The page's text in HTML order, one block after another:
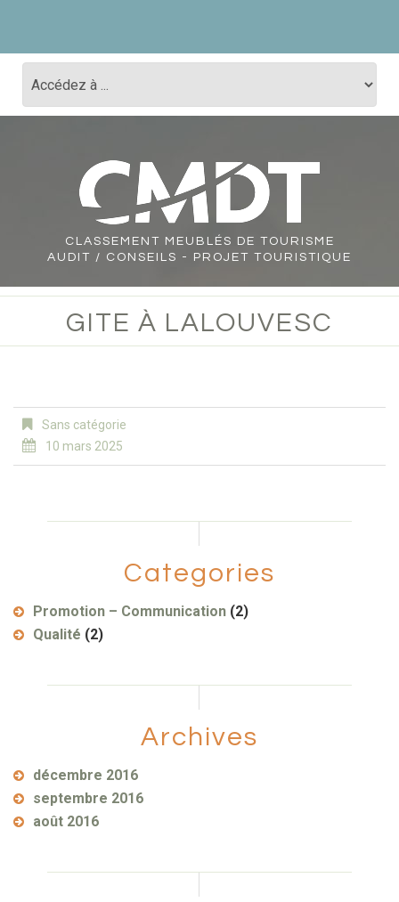
CLASSEMENT
MEUBLÉS DE TOURISME
AUDIT / CONSEILS - PROJET TOURISTIQUE
GITE À LALOUVESC
Sans catégorie
10 mars 2025
Categories
Promotion – Communication (2)
Qualité (2)
Archives
décembre 2016
septembre 2016
août 2016